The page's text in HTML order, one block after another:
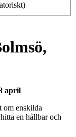
april
om enskilda
en hållbar och